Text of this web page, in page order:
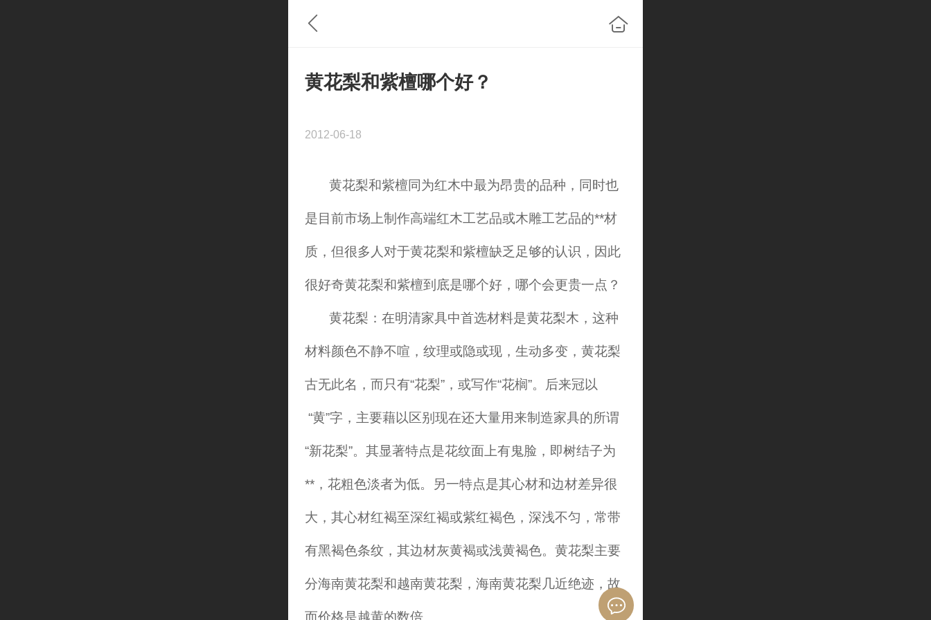
黄花梨和紫檀哪个好？
2012-06-18
黄花梨和紫檀同为红木中最为昂贵的品种，同时也
是目前市场上制作高端红木工艺品或木雕工艺品的**材
质，但很多人对于黄花梨和紫檀缺乏足够的认识，因此
很好奇黄花梨和紫檀到底是哪个好，哪个会更贵一点？
黄花梨：在明清家具中首选材料是黄花梨木，这种
材料颜色不静不喧，纹理或隐或现，生动多变，黄花梨
古无此名，而只有“花梨”，或写作“花榈”。后来冠以
“黄”字，主要藉以区别现在还大量用来制造家具的所谓
“新花梨”。其显著特点是花纹面上有鬼脸，即树结子为
**，花粗色淡者为低。另一特点是其心材和边材差异很
大，其心材红褐至深红褐或紫红褐色，深浅不匀，常带
有黑褐色条纹，其边材灰黄褐或浅黄褐色。黄花梨主要
分海南黄花梨和越南黄花梨，海南黄花梨几近绝迹，故
而价格是越黄的数倍。